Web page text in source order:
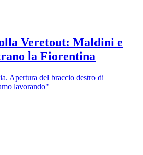
Veretout: Maldini e
la Fiorentina
Apertura del braccio destro di
lavorando"